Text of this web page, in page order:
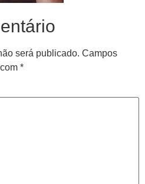
será publicado. Campos
*
de